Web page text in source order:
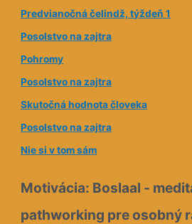
a
d
r
e
s
Predvianočná čelindž, týždeň 1
Posolstvo na zajtra
Pohromy
Posolstvo na zajtra
Skutočná hodnota človeka
Posolstvo na zajtra
Nie si v tom sám
Motivácia: Boslaal -
pathworking pre osobný